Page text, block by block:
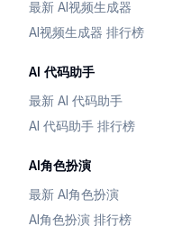
最新 AI视频生成器
AI视频生成器 排行榜
AI 代码助手
最新 AI 代码助手
AI 代码助手 排行榜
AI角色扮演
最新 AI角色扮演
AI角色扮演 排行榜